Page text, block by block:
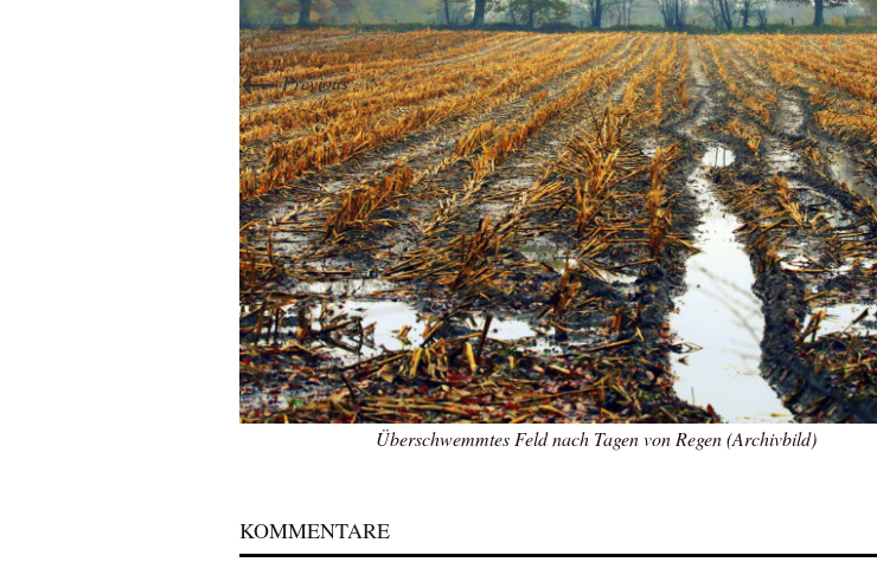
←Previous
Überschwemmtes Feld nach Tagen von Regen (Archivbild)
KOMMENTARE